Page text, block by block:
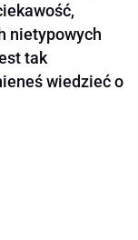
nietypowych
tak
wiedzieć o